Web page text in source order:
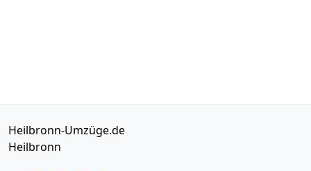
Heilbronn-Umzüge.de
Heilbronn